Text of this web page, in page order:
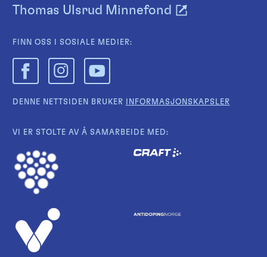
Thomas Ulsrud Minnefond
FINN OSS I SOSIALE MEDIER:
DENNE NETTSIDEN BRUKER INFORMASJONSKAPSLER
VI ER STOLTE AV Å SAMARBEIDE MED: